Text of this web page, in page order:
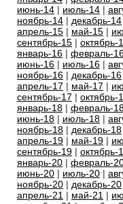
июнь-14 | июль-14 |
ноябрь-14 | декабрь-14
апрель-15 | май-15 |
сентябрь-15 | октябрь-
январь-16 | февраль-
июнь-16 | июль-16 |
ноябрь-16 | декабрь-16
апрель-17 | май-17 |
сентябрь-17 | октябрь-
январь-18 | февраль-
июнь-18 | июль-18 |
ноябрь-18 | декабрь-18
апрель-19 | май-19 |
сентябрь-19 | октябрь-
январь-20 | февраль-
июнь-20 | июль-20 |
ноябрь-20 | декабрь-20
апрель-21 | май-21 |